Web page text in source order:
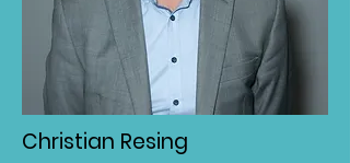
Christian Resing